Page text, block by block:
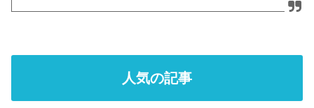
人気の記事